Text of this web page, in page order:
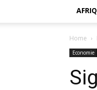
Home
Economie